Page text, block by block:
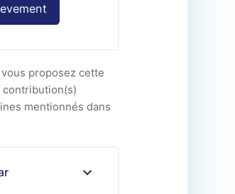
proposez cette
mentionnés dans